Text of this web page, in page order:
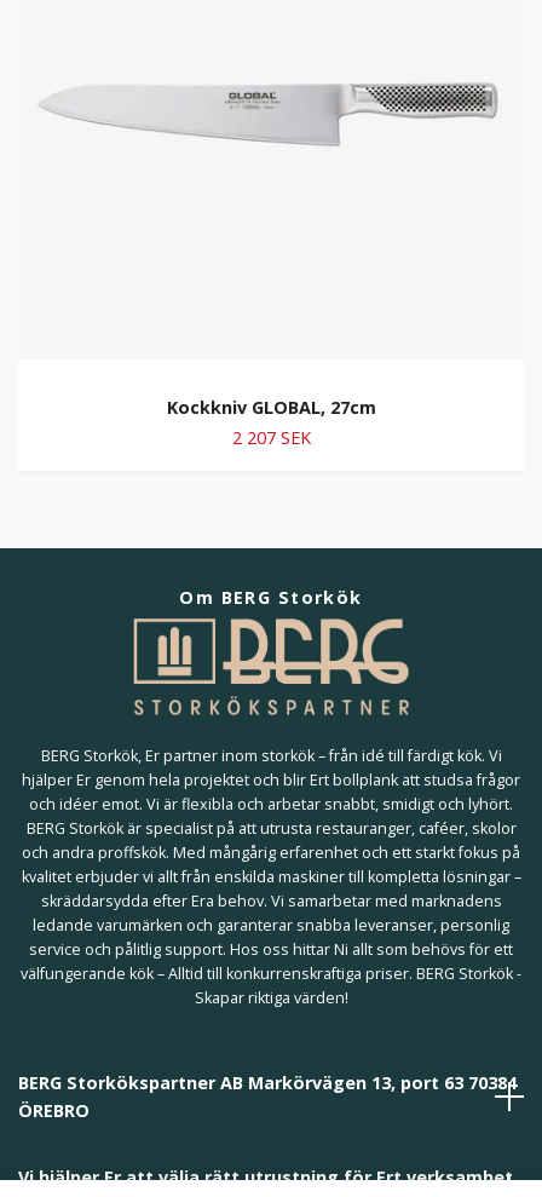
Kockkniv GLOBAL, 27cm
2 207 SEK
Om BERG Storkök
BERG Storkök, Er partner inom storkök – från idé till färdigt kök. Vi
hjälper Er genom hela projektet och blir Ert bollplank att studsa frågor
och idéer emot. Vi är flexibla och arbetar snabbt, smidigt och lyhört.
BERG Storkök är specialist på att utrusta restauranger, caféer, skolor
och andra proffskök. Med mångårig erfarenhet och ett starkt fokus på
kvalitet erbjuder vi allt från enskilda maskiner till kompletta lösningar –
skräddarsydda efter Era behov. Vi samarbetar med marknadens
ledande varumärken och garanterar snabba leveranser, personlig
service och pålitlig support. Hos oss hittar Ni allt som behövs för ett
välfungerande kök – Alltid till konkurrenskraftiga priser. BERG Storkök -
Skapar riktiga värden!
BERG Storkökspartner AB Markörvägen 13, port 63 70384
ÖREBRO
Vi hjälper Er att välja rätt utrustning för Ert verksamhet